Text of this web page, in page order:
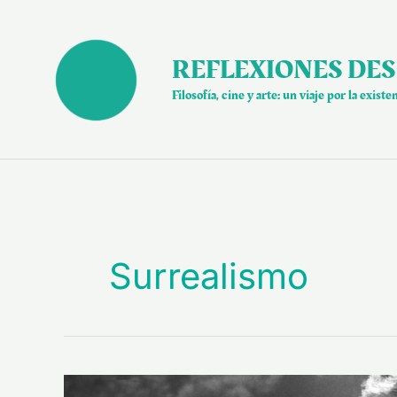
contenido
REFLEXIONES
Filosofía, cine y arte: un viaje por la
Surrealismo